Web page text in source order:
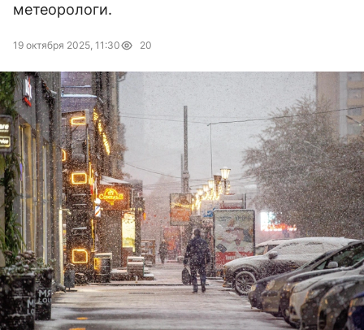
метеорологи.
19 октября 2025, 11:30 20